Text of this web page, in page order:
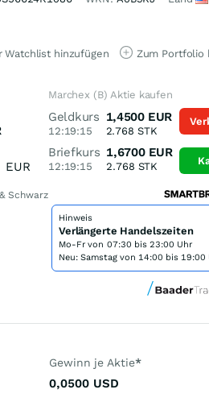
Watchlist hinzufügen Zum Portfolio
EUR
Schwarz
Marchex (B) Aktie kaufen
Geldkurs
12:19:15
1,4500 EUR
2.768 STK
Briefkurs
12:19:15
1,6700 EUR
2.768 STK
Hinweis
Verlängerte Handelszeiten
Mo-Fr von 07:30 bis 23:00 Uhr
Neu: Samstag von 14:00 bis 19:00
Gewinn je Aktie*
0,0500 USD